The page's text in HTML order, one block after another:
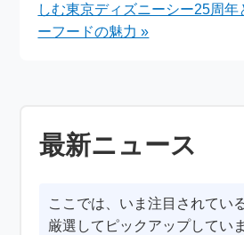
しむ東京ディズニーシー25周
ーフードの魅力 »
最新ニュース
ここでは、いま注目されてい
厳選してピックアップしてい